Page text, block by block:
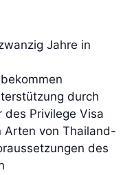
Jahre in
durch
Privilege Visa
Arten von Thailand-
des